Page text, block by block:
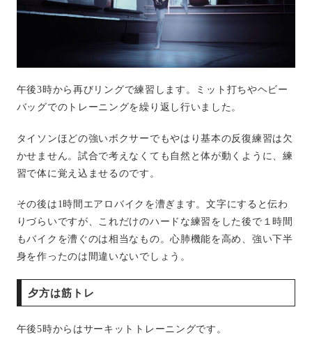
午後3時から再びリングで練習します。ミット打ちやヘビー
バッグでのトレーニングを繰り返し行いました。
タイソンほどの強いボクサーでもやはり基本の反復練習は欠
かせません。試合で考えなくても自然と体が動くように、練
習で体に覚え込ませるのです。
その後は 1時間エアロバイクを漕ぎます。文字にすると伝わ
りづらいですが、これだけのハードな練習をした後で１時間
もバイクを漕ぐのは相当なもの。心肺機能を高め、強い下半
身を作ったのは間違いないでしょう。
夕方は筋トレ
午後5時からはサーキットトレーニングです。